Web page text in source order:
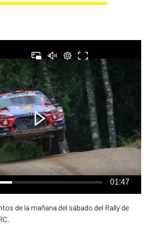
01:47
de la mañana del sábado del Rally de